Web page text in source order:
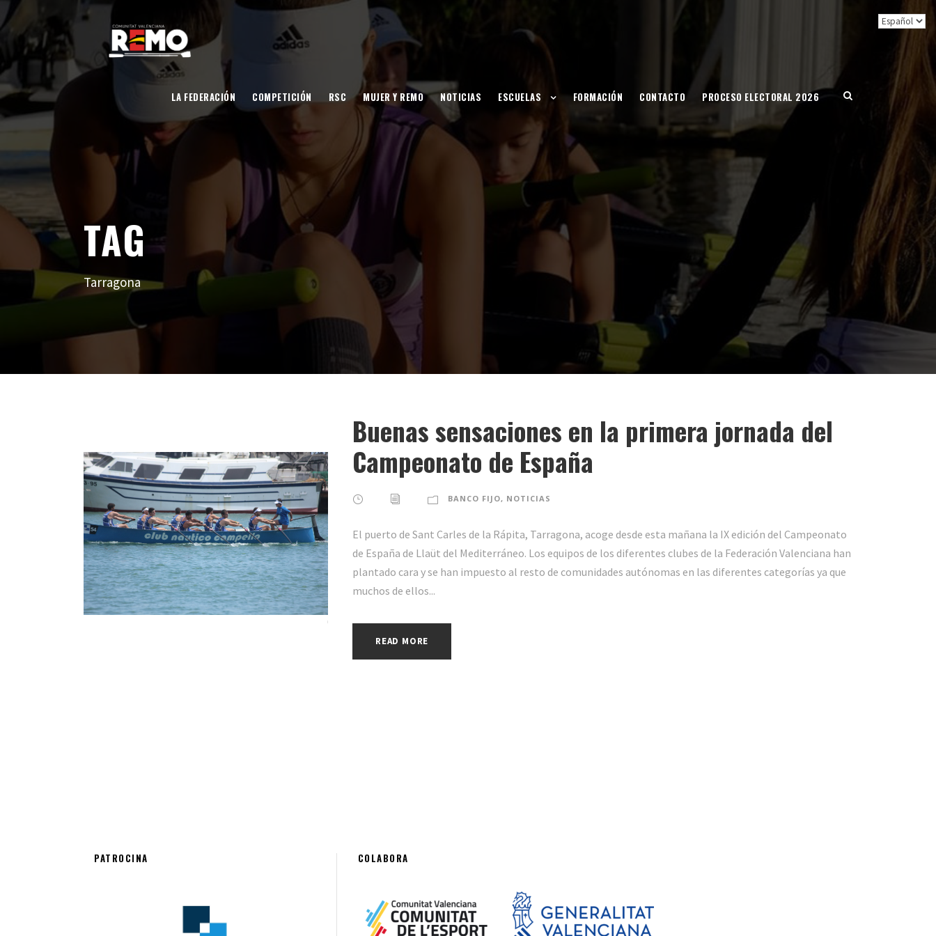
LA FEDERACIÓN COMPETICIÓN RSC MUJER Y REMO NOTICIAS ESCUELAS FORMACIÓN CONTACTO PROCESO ELECTORAL 2026
TAG
Tarragona
Buenas sensaciones en la primera jornada del
Campeonato de España
BANCO FIJO, NOTICIAS
El puerto de Sant Carles de la Rápita, Tarragona, acoge desde esta mañana la IX edición del Campeonato
de España de Llaüt del Mediterráneo. Los equipos de los diferentes clubes de la Federación Valenciana han
plantado cara y se han impuesto al resto de comunidades autónomas en las diferentes categorías ya que
muchos de ellos...
READ MORE
PATROCINA COLABORA